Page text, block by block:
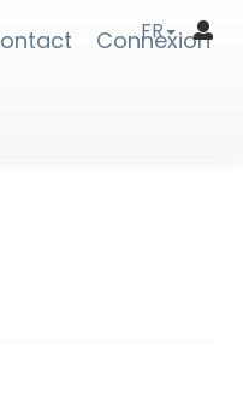
Connexion
FR